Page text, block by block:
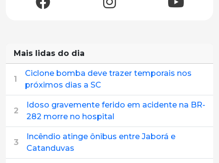
Mais lidas do dia
1
Ciclone bomba deve trazer temporais nos
próximos dias a SC
2
Idoso gravemente ferido em acidente na BR-
282 morre no hospital
3
Incêndio atinge ônibus entre Jaborá e
Catanduvas